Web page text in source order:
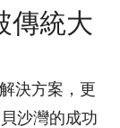
傳統大
決方案，更
沙灣的成功